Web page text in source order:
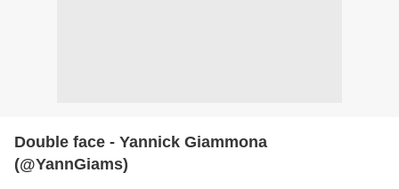
Double face - Yannick Giammona
(@YannGiams)